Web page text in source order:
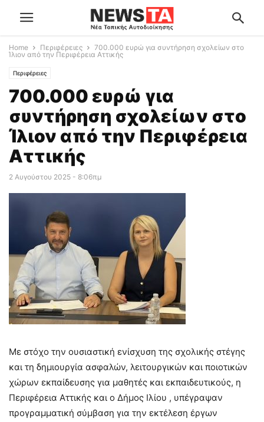
Home Περιφέρειες
700.000 ευρώ για συντήρηση σχολείων στο
Ίλιον από την Περιφέρεια Αττικής
Περιφέρειες
700.000 ευρώ για
συντήρηση σχολείων στο
Ίλιον από την Περιφέρεια
Αττικής
2 Αυγούστου 2025 - 8:06πμ
Με στόχο την ουσιαστική ενίσχυση της σχολικής στέγης
και τη δημιουργία ασφαλών, λειτουργικών και ποιοτικών
χώρων εκπαίδευσης για μαθητές και εκπαιδευτικούς, η
Περιφέρεια Αττικής και ο Δήμος Ιλίου , υπέγραψαν
προγραμματική σύμβαση για την εκτέλεση έργων